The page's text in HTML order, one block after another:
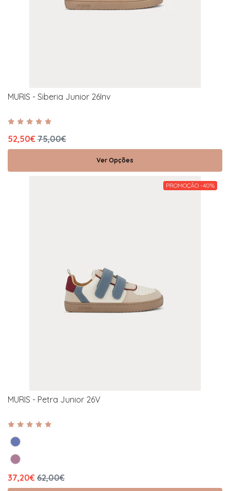
MURIS - Siberia Junior 26Inv
52,50€ 75,00€
Ver Opções
PROMOÇÃO -40%
MURIS - Petra Junior 26V
37,20€ 62,00€